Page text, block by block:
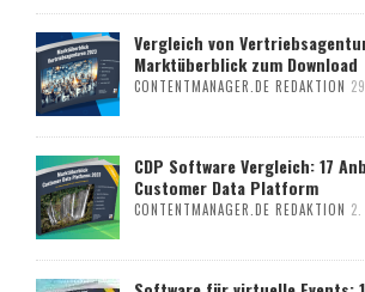
Vergleich von
Marktüberblick zum Download
CONTENTMANAGER.DE REDAKTION
CDP Software Vergleich: 17
Customer Data Platform
CONTENTMANAGER.DE REDAKTION